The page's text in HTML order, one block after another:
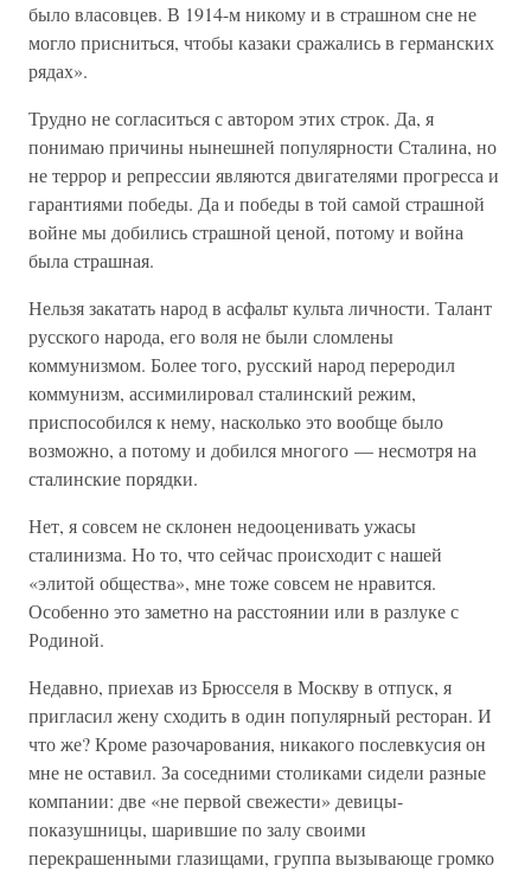
было власовцев. В 1914-м никому и в страшном сне не
могло присниться, чтобы казаки сражались в германских
рядах».
Трудно не согласиться с автором этих строк. Да, я
понимаю причины нынешней популярности Сталина, но
не террор и репрессии являются двигателями прогресса и
гарантиями победы. Да и победы в той самой страшной
войне мы добились страшной ценой, потому и война
была страшная.
Нельзя закатать народ в асфальт культа личности. Талант
русского народа, его воля не были сломлены
коммунизмом. Более того, русский народ переродил
коммунизм, ассимилировал сталинский режим,
приспособился к нему, насколько это вообще было
возможно, а потому и добился многого — несмотря на
сталинские порядки.
Нет, я совсем не склонен недооценивать ужасы
сталинизма. Но то, что сейчас происходит с нашей
«элитой общества», мне тоже совсем не нравится.
Особенно это заметно на расстоянии или в разлуке с
Родиной.
Недавно, приехав из Брюсселя в Москву в отпуск, я
пригласил жену сходить в один популярный ресторан. И
что же? Кроме разочарования, никакого послевкусия он
мне не оставил. За соседними столиками сидели разные
компании: две «не первой свежести» девицы-
показушницы, шарившие по залу своими
перекрашенными глазищами, группа вызывающе громко